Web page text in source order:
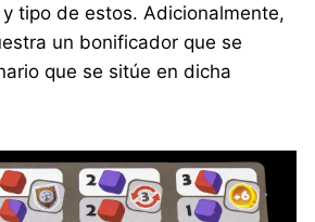
tipo de estos. Adicionalmente,
un bonificador que se
que se sitúe en dicha